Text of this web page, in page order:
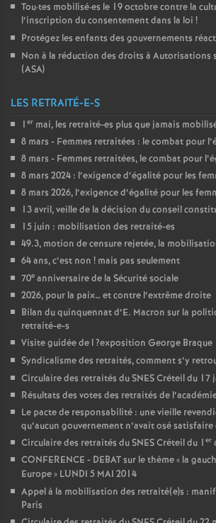
Tou·tes mobilisé·es le 19 octobre contre la
l’inscription du consentement dans la loi !
Protégez les enfants des gouvernements
Non à la réduction des droits à Autorisations
(ASA)
LES RETRAITÉ-E-S
1 er mai, les retraité-es plus que jamais
8 mars - Femmes retraitées : le combat pour
8 mars - Femmes retraitées, le combat pour
8 mars 2024 : l’exigence d’égalité pour les
8 mars 2026, l’exigence d’égalité pour les
13 avril, veille de la décision du conseil
15 juin : mobilisation des retraité-es
49.3, motion de censure rejetée, la
64 ans, c’est non ! mais pas seulement
70e anniversaire de la Sécurité sociale
2026, pour la paix… et contre l’extrême droite
Bilan du quinquennat d’E. Macron sur la
retraité-e-s
Visite guidée de l?exposition George Braque
Syndicalisme des retraités, comment s’y
Circulaire des retraités duSNESCréteil du 17
Résultats des votes des retraités de
Le pacte de responsabilité : une vieille
qu’aucun gouvernement n’avait osé
Circulaire des retraités duSNESCréteil du 1 er
CONFERENCE - DEBATsur le thème « la
Europe» LUNDI 5 MAI 2014
Appel à la mobilisation des retraité(e)s :
Paris